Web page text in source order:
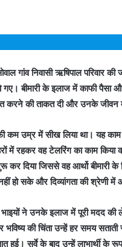
गांव निवासी ऋषिपाल परिवार
गए। बीमारी के इलाज में काफी
की ताकत दी और उनके जीवन में
कम उम्र में सीख लिया था। यह
में रहकर वह टेलरिंग का काम
जिससे वह आर्थो बीमारी के
हो सके और दिव्यांगता की श्रेणी में
ने उनके इलाज में पूरी मदद की
की चिंता उन्हें हर समय सताती
हुई। सर्वे के बाद उन्हें लाभार्थी के